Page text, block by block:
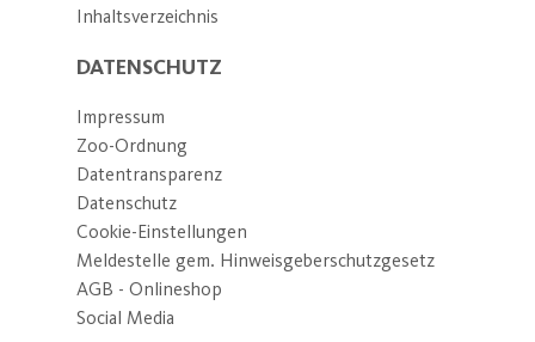
Inhaltsverzeichnis
DATENSCHUTZ
Impressum
Zoo-Ordnung
Datentransparenz
Datenschutz
Cookie-Einstellungen
Meldestelle gem. Hinweisgeberschutzgesetz
AGB - Onlineshop
Social Media